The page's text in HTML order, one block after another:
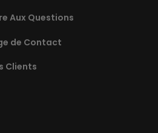
Aux Questions
de Contact
Clients